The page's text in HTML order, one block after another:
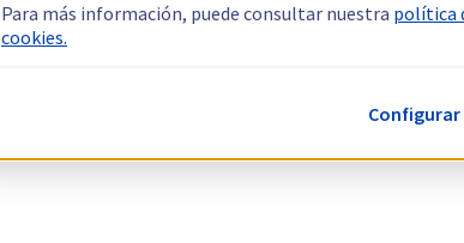
Para más información, puede consultar nuestra política
cookies.
Configurar